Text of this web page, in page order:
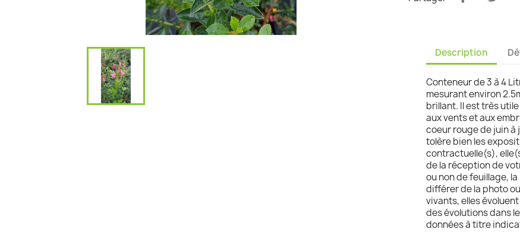
Description
Conteneur de 3 à 4
mesurant environ
brillant. Il est très
aux vents et aux
coeur rouge de juin à
tolère bien les
contractuelle(s),
de la réception de
ou non de feuillage,
différer de la photo
vivants, elles
des évolutions dans
données à titre